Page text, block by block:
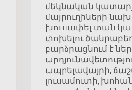
մեկնական
մայրուղիների
խուսափել տան
փոխելու
բարձրացնում է
ապրելավայրի,
լուսամուտի,